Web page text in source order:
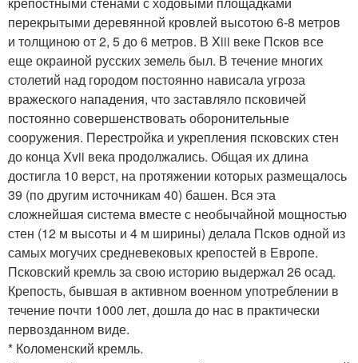
перекрытыми деревянной кровлей высотою 6-8 метров
и толщиною от 2, 5 до 6 метров. В Xiii веке Псков все
еще окраиной русских земель был. В течение многих
столетий над городом постоянно нависала угроза
вражеского нападения, что заставляло псковичей
постоянно совершенствовать оборонительные
сооружения. Перестройка и укрепления псковских стен
до конца Xvii века продолжались. Общая их длина
достигла 10 верст, на протяжении которых размещалось
39 (по другим источникам 40) башен. Вся эта
сложнейшая система вместе с необычайной мощностью
стен (12 м высоты и 4 м ширины) делала Псков одной из
самых могучих средневековых крепостей в Европе.
Псковский кремль за свою историю выдержал 26 осад.
Крепость, бывшая в активном военном употреблении в
течение почти 1000 лет, дошла до нас в практически
первозданном виде.
* Коломенский кремль.